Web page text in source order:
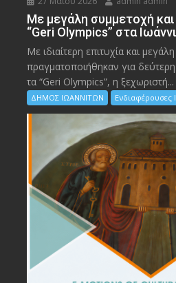
Με μεγάλη συμμετοχή
“Geri Olympics” στα
Με ιδιαίτερη επιτυχία και
πραγματοποιήθηκαν για
τα “Geri Olympics”, η ξεχωριστή...
ΔΗΜΟΣ ΙΩΑΝΝΙΤΩΝ Ενδιαφέρουσες